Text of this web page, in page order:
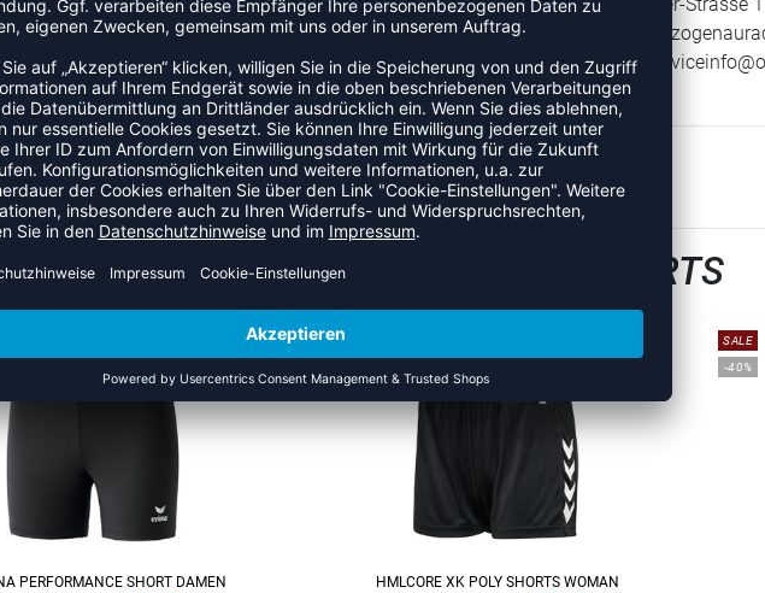
während intensiver Spiele verhindern. Mit
trocken hält, sind diese Shorts auf Höchstleistung und
91074
E-Mail:
ZULETZT ANGESEHEN
DER KATEGORIE VOLLEYBALLSHORTS
PERFORMANCE SHORT DAMEN
SALE
HMLCORE XK POLY SHORTS WOMAN
SALE
-40%